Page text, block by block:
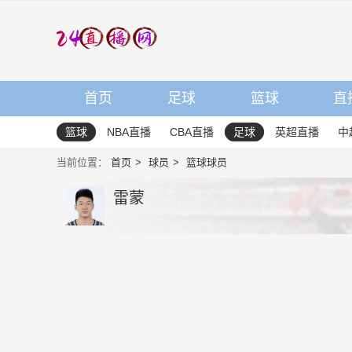
首页 足球 篮球 直
篮球 NBA直播 CBA直播 足球 英超直播 中
当前位置： 首页 球员 篮球球员
雷蒙